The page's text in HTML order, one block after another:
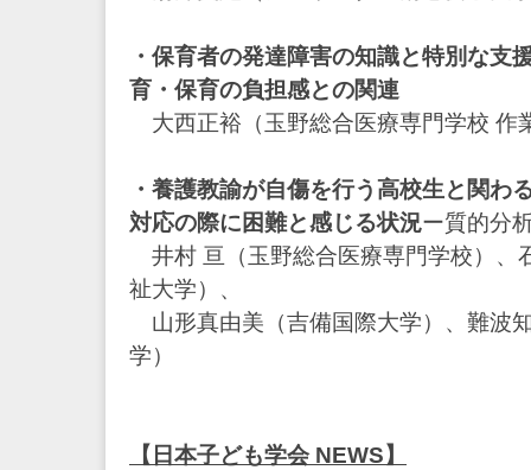
・保育者の発達障害の知識と特別な支
育・保育の負担感との関連
大西正裕（玉野総合医療専門学校 作
・養護教諭が自傷を行う高校生と関わ
対応の際に困難と感じる状況ー質的分
井村 亘（玉野総合医療専門学校）、
祉大学）、
山形真由美（吉備国際大学）、難波
学）
【日本子ども学会 NEWS】